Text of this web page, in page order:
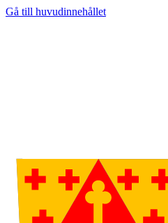
Gå till huvudinnehållet